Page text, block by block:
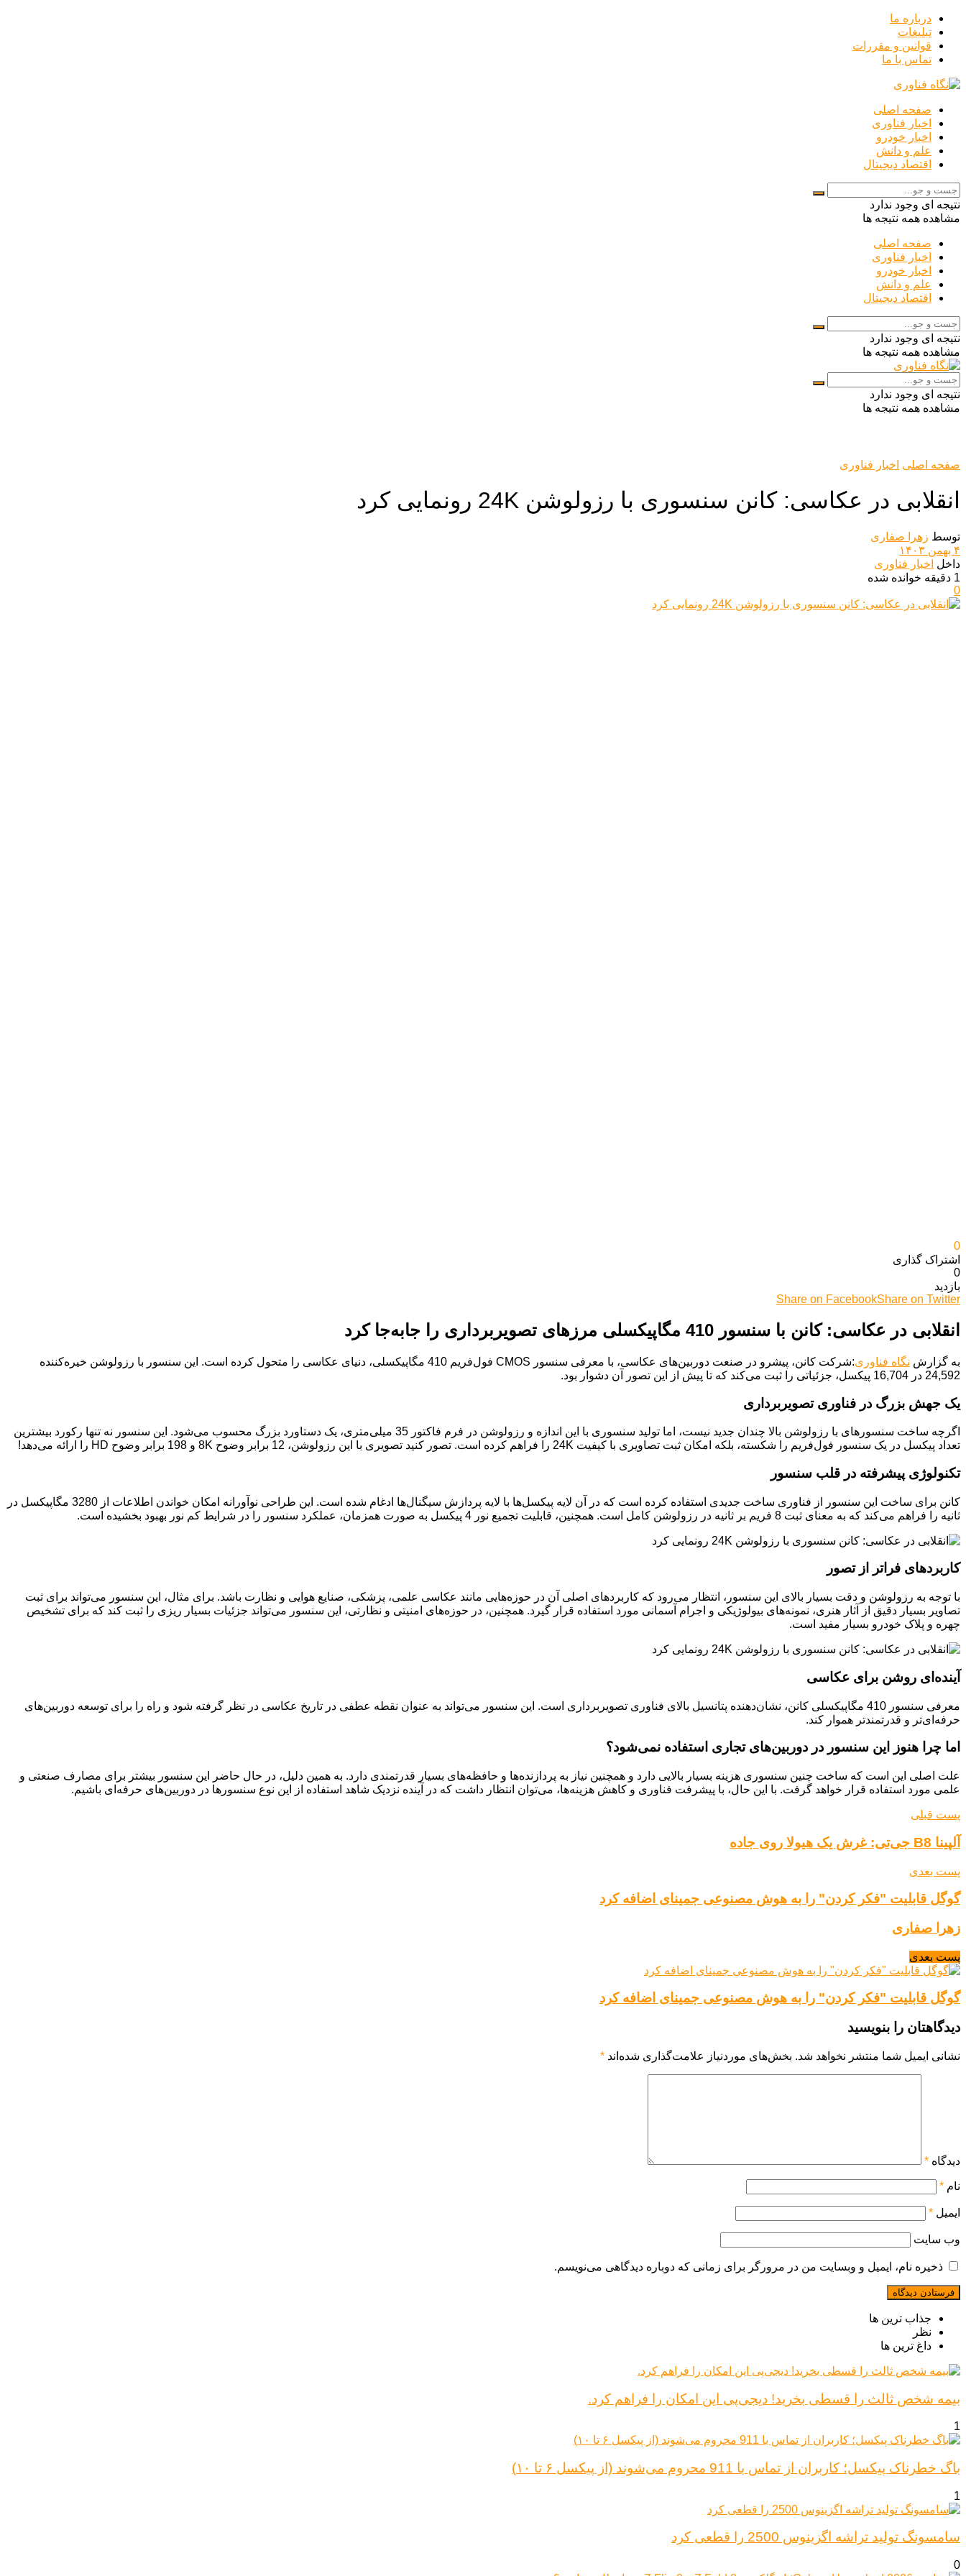
درباره ما
تبلیغات
قوانین و مقررات
تماس با ما
صفحه اصلی
اخبار فناوری
اخبار خودرو
علم و دانش
اقتصاد دیجیتال
نتیجه ای وجود ندارد
مشاهده همه نتیجه ها
صفحه اصلی
اخبار فناوری
اخبار خودرو
علم و دانش
اقتصاد دیجیتال
نتیجه ای وجود ندارد
مشاهده همه نتیجه ها
نتیجه ای وجود ندارد
مشاهده همه نتیجه ها
صفحه اصلی اخبار فناوری
انقلابی در عکاسی: کانن سنسوری با رزولوشن 24K رونمایی کرد
توسط زهرا صفاری
۴ بهمن ۱۴۰۳
داخل اخبار فناوری
1 دقیقه خوانده شده
0
0
اشتراک گذاری‌
0
بازدید
Share on FacebookShare on Twitter
انقلابی در عکاسی: کانن با سنسور 410 مگاپیکسلی مرزهای تصویربرداری را جابه‌جا کرد
به گزارش نگاه فناوری
:شرکت کانن، پیشرو در صنعت دوربین‌های عکاسی، با معرفی سنسور CMOS فول‌فریم 410 مگاپیکسلی، دنیای عکاسی را متحول کرده است. این سنسور با رزولوشن خیره‌کننده
24,592 در 16,704 پیکسل، جزئیاتی را ثبت می‌کند که تا پیش از این تصور آن دشوار بود.
یک جهش بزرگ در فناوری تصویربرداری
اگرچه ساخت سنسورهای با رزولوشن بالا چندان جدید نیست، اما تولید سنسوری با این اندازه و رزولوشن در فرم فاکتور 35 میلی‌متری، یک دستاورد بزرگ محسوب می‌شود. این سنسور نه تنها رکورد بیشترین
تعداد پیکسل در یک سنسور فول‌فریم را شکسته، بلکه امکان ثبت تصاویری با کیفیت 24K را فراهم کرده است. تصور کنید تصویری با این رزولوشن، 12 برابر وضوح 8K و 198 برابر وضوح HD را ارائه می‌دهد!
تکنولوژی پیشرفته در قلب سنسور
کانن برای ساخت این سنسور از فناوری ساخت جدیدی استفاده کرده است که در آن لایه پیکسل‌ها با لایه پردازش سیگنال‌ها ادغام شده است. این طراحی نوآورانه امکان خواندن اطلاعات از 3280 مگاپیکسل در
ثانیه را فراهم می‌کند که به معنای ثبت 8 فریم بر ثانیه در رزولوشن کامل است. همچنین، قابلیت تجمیع نور 4 پیکسل به صورت همزمان، عملکرد سنسور را در شرایط کم نور بهبود بخشیده است.
کاربردهای فراتر از تصور
با توجه به رزولوشن و دقت بسیار بالای این سنسور، انتظار می‌رود که کاربردهای اصلی آن در حوزه‌هایی مانند عکاسی علمی، پزشکی، صنایع هوایی و نظارت باشد. برای مثال، این سنسور می‌تواند برای ثبت
تصاویر بسیار دقیق از آثار هنری، نمونه‌های بیولوژیکی و اجرام آسمانی مورد استفاده قرار گیرد. همچنین، در حوزه‌های امنیتی و نظارتی، این سنسور می‌تواند جزئیات بسیار ریزی را ثبت کند که برای تشخیص
چهره و پلاک خودرو بسیار مفید است.
آینده‌ای روشن برای عکاسی
معرفی سنسور 410 مگاپیکسلی کانن، نشان‌دهنده پتانسیل بالای فناوری تصویربرداری است. این سنسور می‌تواند به عنوان نقطه عطفی در تاریخ عکاسی در نظر گرفته شود و راه را برای توسعه دوربین‌های
حرفه‌ای‌تر و قدرتمندتر هموار کند.
اما چرا هنوز این سنسور در دوربین‌های تجاری استفاده نمی‌شود؟
علت اصلی این است که ساخت چنین سنسوری هزینه بسیار بالایی دارد و همچنین نیاز به پردازنده‌ها و حافظه‌های بسیار قدرتمندی دارد. به همین دلیل، در حال حاضر این سنسور بیشتر برای مصارف صنعتی و
علمی مورد استفاده قرار خواهد گرفت. با این حال، با پیشرفت فناوری و کاهش هزینه‌ها، می‌توان انتظار داشت که در آینده نزدیک شاهد استفاده از این نوع سنسورها در دوربین‌های حرفه‌ای باشیم.
پست قبلی
آلپینا B8 جی‌تی: غرش یک هیولا روی جاده
پست بعدی
گوگل قابلیت "فکر کردن" را به هوش مصنوعی جمینای اضافه کرد
زهرا صفاری
پست بعدی
گوگل قابلیت "فکر کردن" را به هوش مصنوعی جمینای اضافه کرد
دیدگاهتان را بنویسید
نشانی ایمیل شما منتشر نخواهد شد. بخش‌های موردنیاز علامت‌گذاری شده‌اند *
دیدگاه *
نام *
ایمیل *
وب‌ سایت
ذخیره نام، ایمیل و وبسایت من در مرورگر برای زمانی که دوباره دیدگاهی می‌نویسم.
جذاب ترین ها
نظر
داغ ترین ها
بیمه شخص ثالث را قسطی بخرید! دیجی‌پی این امکان را فراهم کرد.
1
باگ خطرناک پیکسل؛ کاربران از تماس با 911 محروم می‌شوند (از پیکسل ۶ تا ۱۰)
1
سامسونگ تولید تراشه اگزینوس 2500 را قطعی کرد
0